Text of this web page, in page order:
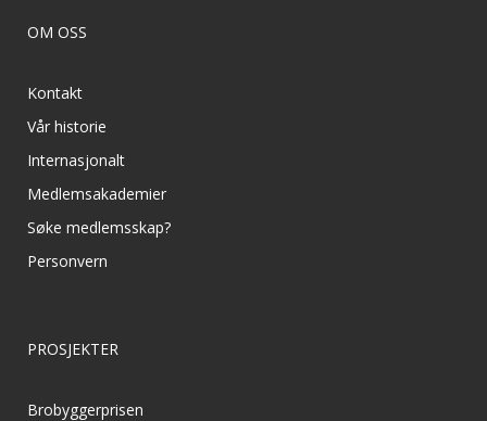
OM OSS
Kontakt
Vår historie
Internasjonalt
Medlemsakademier
Søke medlemsskap?
Personvern
PROSJEKTER
Brobyggerprisen